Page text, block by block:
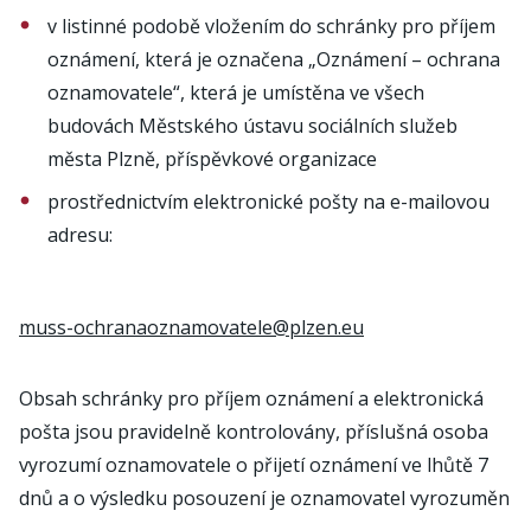
v listinné podobě vložením do schránky pro příjem
oznámení, která je označena „Oznámení – ochrana
oznamovatele“, která je umístěna ve všech
budovách Městského ústavu sociálních služeb
města Plzně, příspěvkové organizace
prostřednictvím elektronické pošty na e-mailovou
adresu:
muss-ochranaoznamovatele@plzen.eu
Obsah schránky pro příjem oznámení a elektronická
pošta jsou pravidelně kontrolovány, příslušná osoba
vyrozumí oznamovatele o přijetí oznámení ve lhůtě 7
dnů a o výsledku posouzení je oznamovatel vyrozuměn